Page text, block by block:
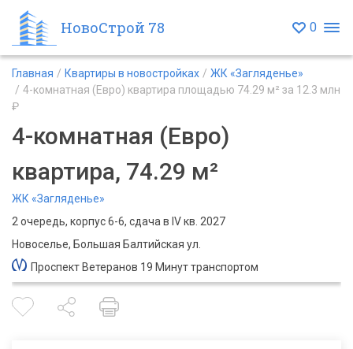
НовоСтрой 78 0
Главная Квартиры в новостройках
ЖК «Загляденье»
4-комнатная (Евро) квартира площадью 74.29 м² за 12.3 млн
₽
4-комнатная (Евро)
квартира, 74.29 м²
ЖК «Загляденье»
2 очередь, корпус 6-6, сдача в IV кв. 2027
Новоселье, Большая Балтийская ул.
Проспект Ветеранов 19 Минут транспортом